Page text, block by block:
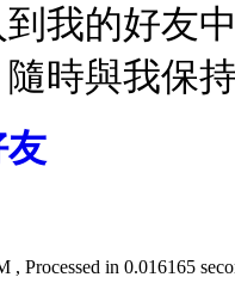
我的好友
時與我保
友
, Processed in 0.016165